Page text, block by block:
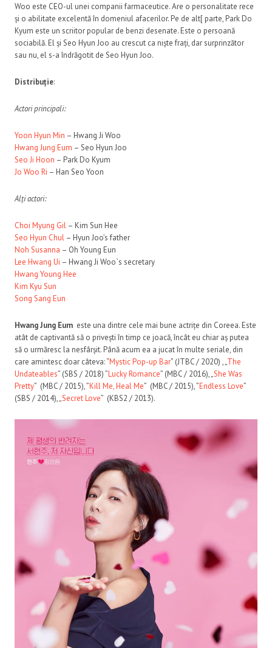
Woo este CEO-ul unei companii farmaceutice. Are o personalitate rece
și o abilitate excelentă în domeniul afacerilor. Pe de alt[ parte, Park Do
Kyum este un scriitor popular de benzi desenate. Este o persoană
sociabilă. El și Seo Hyun Joo au crescut ca niște frați, dar surprinzător
sau nu, el s-a îndrăgotit de Seo Hyun Joo.
Distribuție:
Actori principali:
Yoon Hyun Min – Hwang Ji Woo
Hwang Jung Eum – Seo Hyun Joo
Seo Ji Hoon – Park Do Kyum
Jo Woo Ri – Han Seo Yoon
Alți actori:
Choi Myung Gil – Kim Sun Hee
Seo Hyun Chul – Hyun Joo’s father
Noh Susanna – Oh Young Eun
Lee Hwang Ui – Hwang Ji Woo`s secretary
Hwang Young Hee
Kim Kyu Sun
Song Sang Eun
Hwang Jung Eum este una dintre cele mai bune actrițe din Coreea. Este
atât de captivantă să o privești în timp ce joacă, încât eu chiar aș putea
să o urmăresc la nesfârșit. Până acum ea a jucat în multe seriale, din
care amintesc doar câteva: “Mystic Pop-up Bar” (JTBC / 2020) , „The
Undateables” (SBS / 2018) ”Lucky Romance” (MBC / 2016), „She Was
Pretty” (MBC / 2015), ”Kill Me, Heal Me” (MBC / 2015), ”Endless Love”
(SBS / 2014), „Secret Love” (KBS2 / 2013).